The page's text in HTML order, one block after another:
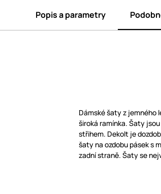
Popis a parametry
Dámské šaty z jemného
široká ramínka. Šaty
střihem. Dekolt je
šaty na ozdobu pásek s
zadní straně. Šaty se